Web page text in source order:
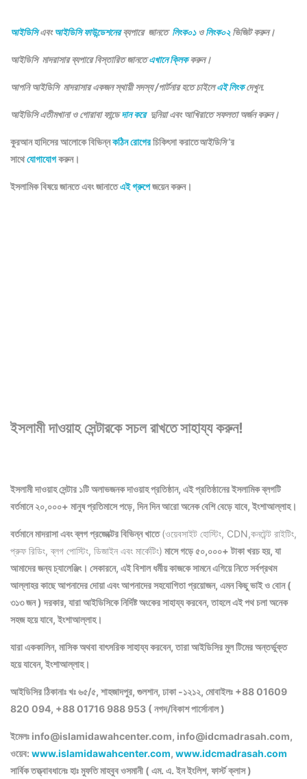
আইডিসিএবংআইডিসি ফাউন্ডেশনেরব্যপারে জানতে লিংক০১ওলিংক০২ ভিজিট করুন।
আইডিসি মাদরাসার ব্যপারে বিস্তারিত জানতেএখানে ক্লিককরুন।
আপনি আইডিসি মাদরাসার একজন স্থায়ী সদস্য /পার্টনার হতে চাইলেএই লিংকদেখুন.
আইডিসি এতীমখানা ও গোরাবা ফান্ডেদান করে দুনিয়া এবং আখিরাতে সফলতা অর্জন করুন।
কুরআন হাদিসের আলোকে বিভিন্নকঠিন রোগেরচিকিৎসা করাতেআইডিসি‘র
সাথেযোগাযোগকরুন।
ইসলামিক বিষয়ে জানতে এবং জানাতেএই গ্রুপেজয়েন করুন।
ইসলামী দাওয়াহ সেন্টারকে সচল রাখতে সাহায্য করুন!
ইসলামী দাওয়াহ সেন্টার ১টি অলাভজনক দাওয়াহ প্রতিষ্ঠান, এই প্রতিষ্ঠানের ইসলামিক ব্লগটি
বর্তমানে ২০,০০০+ মানুষ প্রতিমাসে পড়ে, দিন দিন আরো অনেক বেশি বেড়ে যাবে, ইংশাআল্লাহ।
বর্তমানে মাদরাসা এবং ব্লগ প্রজেক্টের বিভিন্নখাতে(ওয়েবসাইট হোস্টিং, CDN,কনটেন্ট রাইটিং,
প্রুফ রিডিং, ব্লগ পোস্টিং, ডিজাইন এবং মার্কেটিং) মাসে গড়ে ৫০,০০০+ টাকা খরচ হয়, যা
আমাদের জন্য চ্যালেঞ্জিং। সেকারনে, এই বিশাল ধর্মীয় কাজকে সামনে এগিয়ে নিতে সর্বপ্রথম
আল্লাহর কাছে আপনাদের দোয়া এবং আপনাদের সহযোগিতা প্রয়োজন, এমন কিছু ভাই ও বোন (
৩১৩ জন ) দরকার, যারা আইডিসিকে নির্দিষ্ট অংকের সাহায্য করবেন, তাহলে এই পথ চলা অনেক
সহজ হয়ে যাবে, ইংশাআল্লাহ।
যারা এককালিন, মাসিক অথবা বাৎসরিক সাহায্য করবেন, তারা আইডিসির মুল টিমের অন্তর্ভুক্ত
হয়ে যাবেন, ইংশাআল্লাহ।
আইডিসির ঠিকানাঃ খঃ ৬৫/৫, শাহজাদপুর, গুলশান, ঢাকা -১২১২, মোবাইলঃ +88 01609
820 094, +88 01716 988 953 ( নগদ/বিকাশ পার্সোনাল )
ইমেলঃ info@islamidawahcenter.com, info@idcmadrasah.com,
ওয়েব: www.islamidawahcenter.com, www.idcmadrasah.com
সার্বিক তত্ত্বাবধানেঃ হাঃ মুফতি মাহবুব ওসমানী ( এম. এ. ইন ইংলিশ, ফার্স্ট ক্লাস )